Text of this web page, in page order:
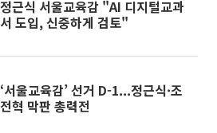
정근식 서울교육감 "AI 디지털교과
서 도입, 신중하게 검토"
‘서울교육감’ 선거 D-1...정근식·조
전혁 막판 총력전